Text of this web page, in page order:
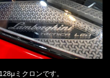
ミクロンです。